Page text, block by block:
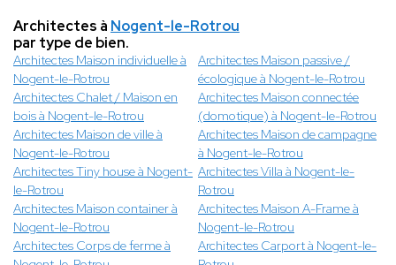
Architectes à Nogent-le-Rotrou
par type de bien.
Architectes Maison individuelle à
Nogent-le-Rotrou
Architectes Maison passive /
écologique à Nogent-le-Rotrou
Architectes Chalet / Maison en
bois à Nogent-le-Rotrou
Architectes Maison connectée
(domotique) à Nogent-le-Rotrou
Architectes Maison de ville à
Nogent-le-Rotrou
Architectes Maison de campagne
à Nogent-le-Rotrou
Architectes Tiny house à Nogent-
le-Rotrou
Architectes Villa à Nogent-le-
Rotrou
Architectes Maison container à
Nogent-le-Rotrou
Architectes Maison A-Frame à
Nogent-le-Rotrou
Architectes Corps de ferme à
Architectes Carport à Nogent-le-